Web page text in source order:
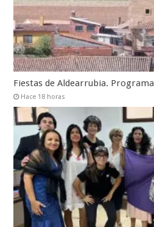
Fiestas de Aldearrubia. Programa
Hace 18 horas